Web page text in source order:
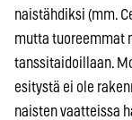
naistähdiksi (mm.
mutta tuoreemmat
tanssitaidoillaan.
esitystä ei ole
naisten vaatteissa